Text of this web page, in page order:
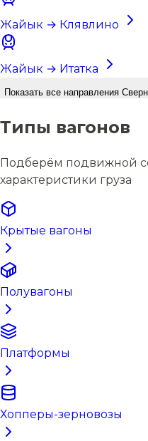
Жайык → Клявлино
Жайык → Итатка
Показать все направления
Типы вагонов
Подберём подвижной
характеристики груза
Крытые вагоны
Полувагоны
Платформы
Хопперы-зерновозы